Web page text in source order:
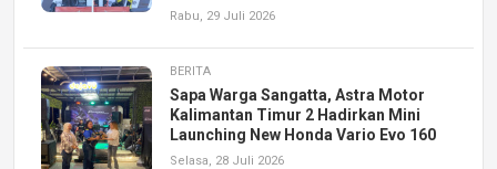
Rabu, 29 Juli 2026
BERITA
Sapa Warga Sangatta, Astra Motor
Kalimantan Timur 2 Hadirkan Mini
Launching New Honda Vario Evo 160
Selasa, 28 Juli 2026